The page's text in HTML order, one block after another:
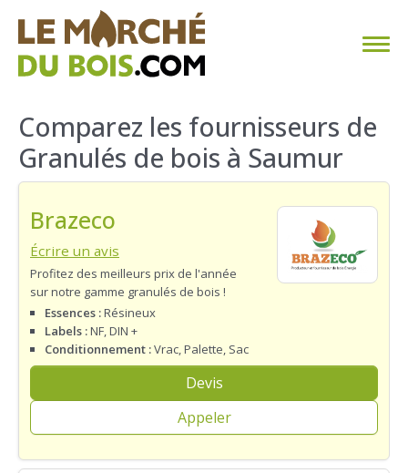
CHAUFFAGE AU BOIS
FAQ
TROUVER SON FOURNISSEUR
BLOG
ESPACE PRO
Comparez les fournisseurs de
Granulés de bois à Saumur
Brazeco
Écrire un avis
Profitez des meilleurs prix de l'année
sur notre gamme granulés de bois !
Essences :Résineux
Labels :NF, DIN +
Conditionnement :Vrac, Palette, Sac
Devis
Appeler